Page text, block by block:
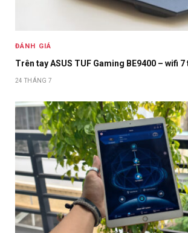
ĐÁNH GIÁ
Trên tay ASUS TUF Gaming BE9400 – wifi
24 THÁNG 7